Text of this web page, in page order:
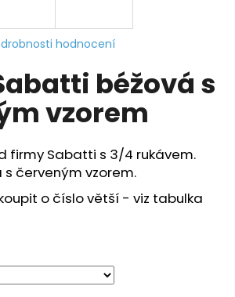
hodnocení
béžová s
vzorem
firmy Sabatti s 3/4 rukávem.
s červeným vzorem.
o číslo větší - viz tabulka
HLEDAT